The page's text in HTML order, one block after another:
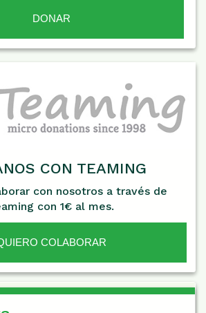
CON TEAMING
con nosotros a través de
con 1€ al mes.
COLABORAR